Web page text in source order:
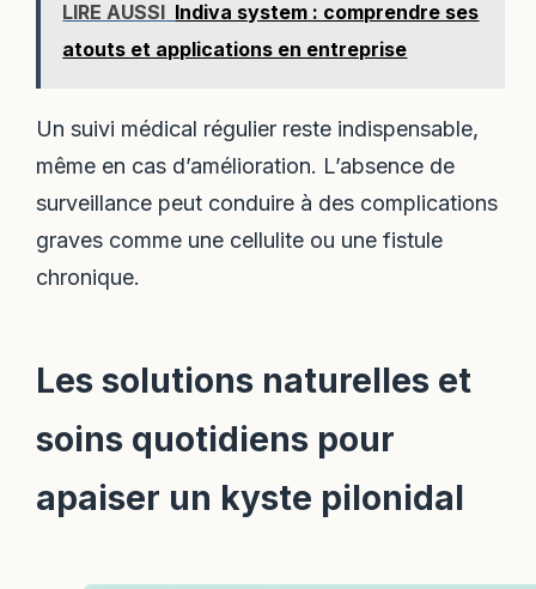
LIRE AUSSI Indiva system : comprendre ses
atouts et applications en entreprise
Un suivi médical régulier reste indispensable,
même en cas d’amélioration. L’absence de
surveillance peut conduire à des complications
graves comme une cellulite ou une fistule
chronique.
Les solutions naturelles et
soins quotidiens pour
apaiser un kyste pilonidal